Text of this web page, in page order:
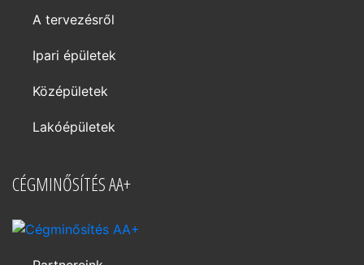
A tervezésről
Ipari épületek
Középületek
Lakóépületek
CÉGMINŐSÍTÉS AA+